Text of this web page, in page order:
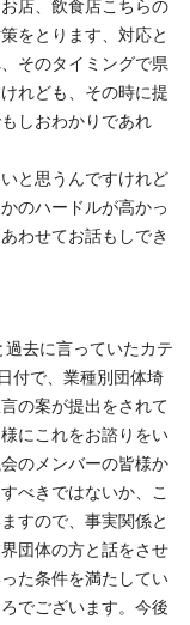
店、飲食店こちらの
をとります、対応と
そのタイミングで県
れども、その時に提
しおわかりであれ
と思うんですけれど
のハードルが高かっ
わせてお話もしでき
去に言っていたカテ
付で、業種別団体埼
の案が提出をされて
にこれをお諮りをい
のメンバーの皆様か
べきではないか、こ
すので、事実関係と
団体の方と話をさせ
た条件を満たしてい
でございます。今後